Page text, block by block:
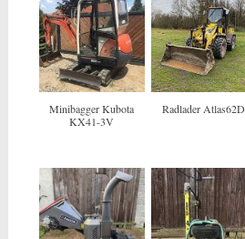
Minibagger Kubota
KX41-3V
Radlader Atlas62D